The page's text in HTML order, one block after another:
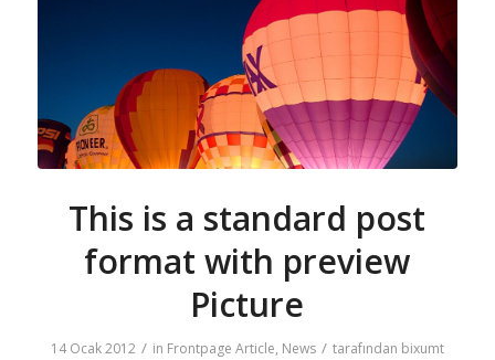
This is a standard post
format with preview
Picture
14 Ocak 2012 / in Frontpage Article, News / tarafından bixumt